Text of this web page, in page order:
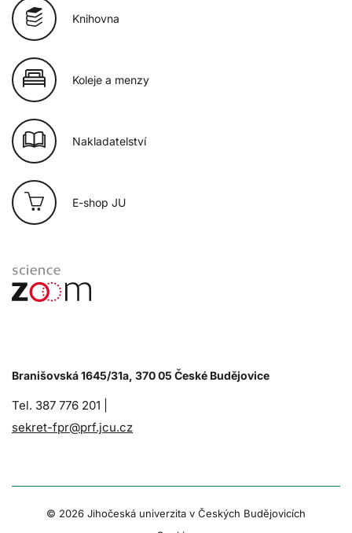
Knihovna
Koleje a menzy
Nakladatelství
E-shop JU
Branišovská 1645/31a, 370 05 České Budějovice
Tel. 387 776 201 |
sekret-fpr@prf.jcu.cz
© 2026 Jihočeská univerzita v Českých Budějovicích